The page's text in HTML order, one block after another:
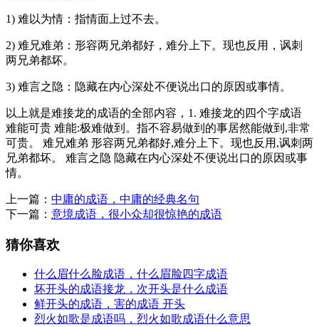
1) 难以为情：指情面上过不去。
2) 难兄难弟：形容两兄弟都好，难分上下。现也反用，讽刺
两兄弟都坏。
3) 难言之隐：隐藏在内心深处不便说出口的原因或事情。
以上就是难接龙的成语的全部内容，1. 难接龙的四个字成语
难能可贵 难能:极难做到。指不容易做到的事居然能做到,非常
可贵。 难兄难弟 形容两兄弟都好,难分上下。现也反用,讽刺两
兄弟都坏。 难言之隐 隐藏在内心深处不便说出口的原因或事
情。
上一篇： 中庸的成语，中庸的经典名句
下一篇： 意境成语，很小众却很惊艳的成语
猜你喜欢
什么眉什么脸成语，什么眉脸四字成语
坏开头的成语接龙，次开头是什么成语
鲜开头的成语，害的成语 开头
烈火如歌是成语吗，烈火如歌成语什么意思